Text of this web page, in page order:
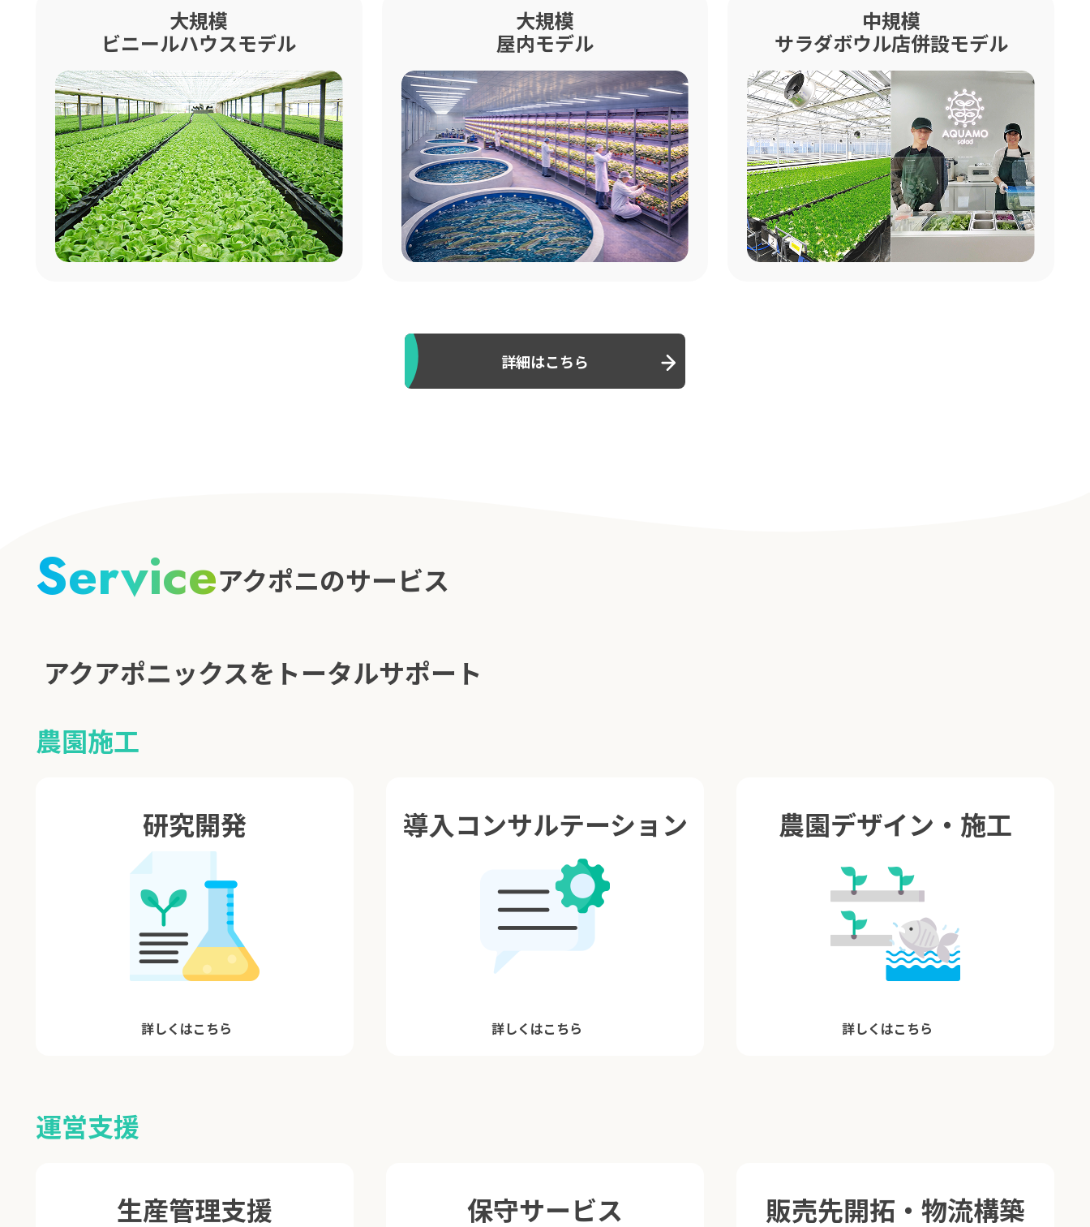
大規模
ビニールハウスモデル
大規模
屋内モデル
中規模
サラダボウル店併設モデル
詳細はこちら
Serviceアクポニのサービス
アクアポニックスをトータルサポート
農園施工
研究開発
詳しくはこちら
導入コンサルテーション
詳しくはこちら
農園デザイン・施工
詳しくはこちら
運営支援
生産管理支援 保守サービス 販売先開拓・物流構築